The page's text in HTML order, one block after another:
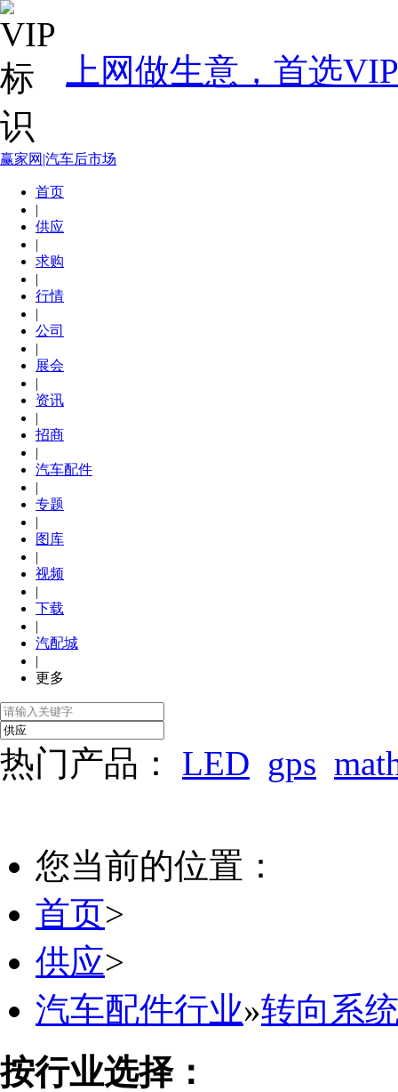
上网做生意，首选
赢家网|汽车后市场
首页
|
供应
|
求购
|
行情
|
公司
|
展会
|
资讯
|
招商
|
汽车配件
|
专题
|
图库
|
视频
|
下载
|
汽配城
|
更多
热门产品： LED gps
您当前的位置：
首页>
供应>
汽车配件行业»转向系
按行业选择：